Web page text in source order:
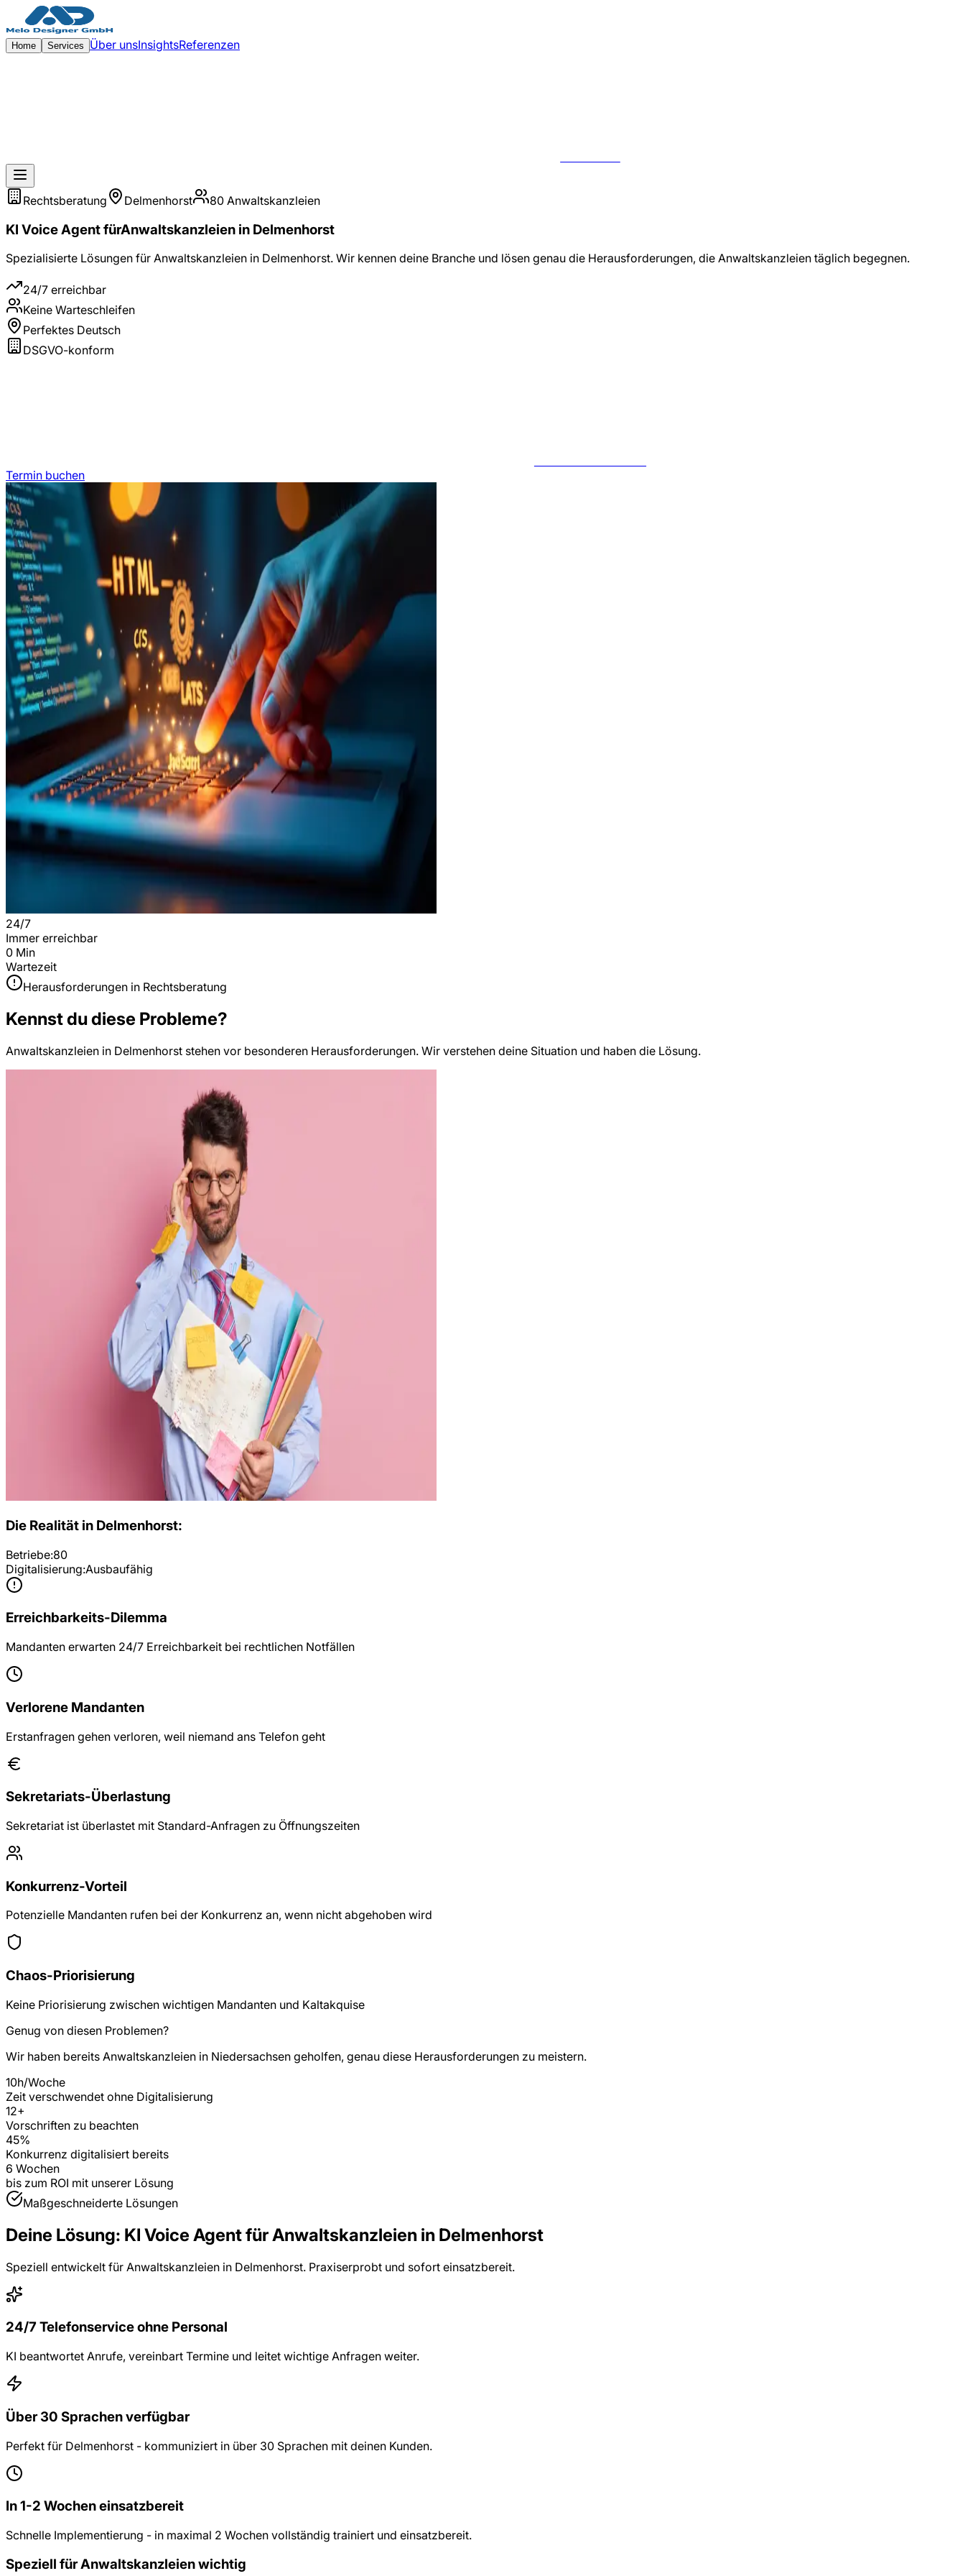
Zum Hauptinhalt springen
Home Services Über unsInsightsReferenzen
Rechtsberatung Delmenhorst 80 Anwaltskanzleien
KI Voice AgentfürAnwaltskanzleien in Delmenhorst
Spezialisierte Lösungen für Anwaltskanzleien in Delmenhorst. Wir kennen deine Branche und lösen genau die Herausforderungen, die Anwaltskanzleien täglich begegnen.
24/7 erreichbar
Keine Warteschleifen
Perfektes Deutsch
DSGVO-konform
Termin buchen
24/7
Immer erreichbar
0 Min
Wartezeit
Herausforderungen in Rechtsberatung
Kennst du diese Probleme?
Anwaltskanzleien in Delmenhorst stehen vor besonderen Herausforderungen. Wir verstehen deine Situation und haben die Lösung.
Die Realität in Delmenhorst:
Betriebe:80
Digitalisierung:Ausbaufähig
Erreichbarkeits-Dilemma
Mandanten erwarten 24/7 Erreichbarkeit bei rechtlichen Notfällen
Verlorene Mandanten
Erstanfragen gehen verloren, weil niemand ans Telefon geht
Sekretariats-Überlastung
Sekretariat ist überlastet mit Standard-Anfragen zu Öffnungszeiten
Konkurrenz-Vorteil
Potenzielle Mandanten rufen bei der Konkurrenz an, wenn nicht abgehoben wird
Chaos-Priorisierung
Keine Priorisierung zwischen wichtigen Mandanten und Kaltakquise
Genug von diesen Problemen?
Wir haben bereits Anwaltskanzleien in Niedersachsen geholfen, genau diese Herausforderungen zu meistern.
10h/Woche
Zeit verschwendet ohne Digitalisierung
12+
Vorschriften zu beachten
45%
Konkurrenz digitalisiert bereits
6 Wochen
bis zum ROI mit unserer Lösung
Maßgeschneiderte Lösungen
Deine Lösung: KI Voice AgentfürAnwaltskanzleien in Delmenhorst
Speziell entwickelt für Anwaltskanzleien in Delmenhorst. Praxiserprobt und sofort einsatzbereit.
24/7 Telefonservice ohne Personal
KI beantwortet Anrufe, vereinbart Termine und leitet wichtige Anfragen weiter.
Über 30 Sprachen verfügbar
Perfekt für Delmenhorst - kommuniziert in über 30 Sprachen mit deinen Kunden.
In 1-2 Wochen einsatzbereit
Schnelle Implementierung - in maximal 2 Wochen vollständig trainiert und einsatzbereit.
Speziell fürAnwaltskanzleienwichtig